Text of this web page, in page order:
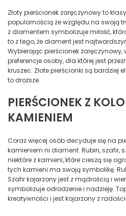
Złoty pierścionek zaręczynowy to
popularnością ze względu na swoją
z diamentem symbolizuje miłość,
to z tego, że diament jest
Wybierając pierścionek
preferencje osoby, dla której jest
kruszec. Złote pierścionki są bardziej
to droższe.
PIERŚCIONEK Z
KAMIENIEM
Coraz więcej osób decyduje się na
kamieniem ni diament. Rubin, szafir,
niektóre z kamieni, które cieszą się
tych kamieni ma swoją symbolikę.
Szafir kojarzony jest z mądrością i
symbolizuje odrodzenie i nadzieję.
kreatywności i jest kojarzony z